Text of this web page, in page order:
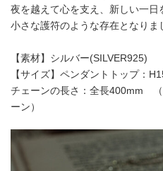
夜を越えて心を支え、新しい一
小さな護符のような存在となりま
【素材】シルバー(SILVER925)
【サイズ】ペンダントトップ：
チェーンの長さ：全長400mm
ーン）